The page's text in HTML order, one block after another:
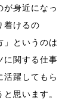
が身近になっ
着けるの
というのは
に関する仕事
活躍してもら
思います。